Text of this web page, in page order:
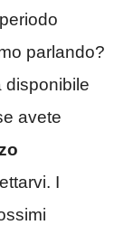
parlando?
disponibile
avete
I